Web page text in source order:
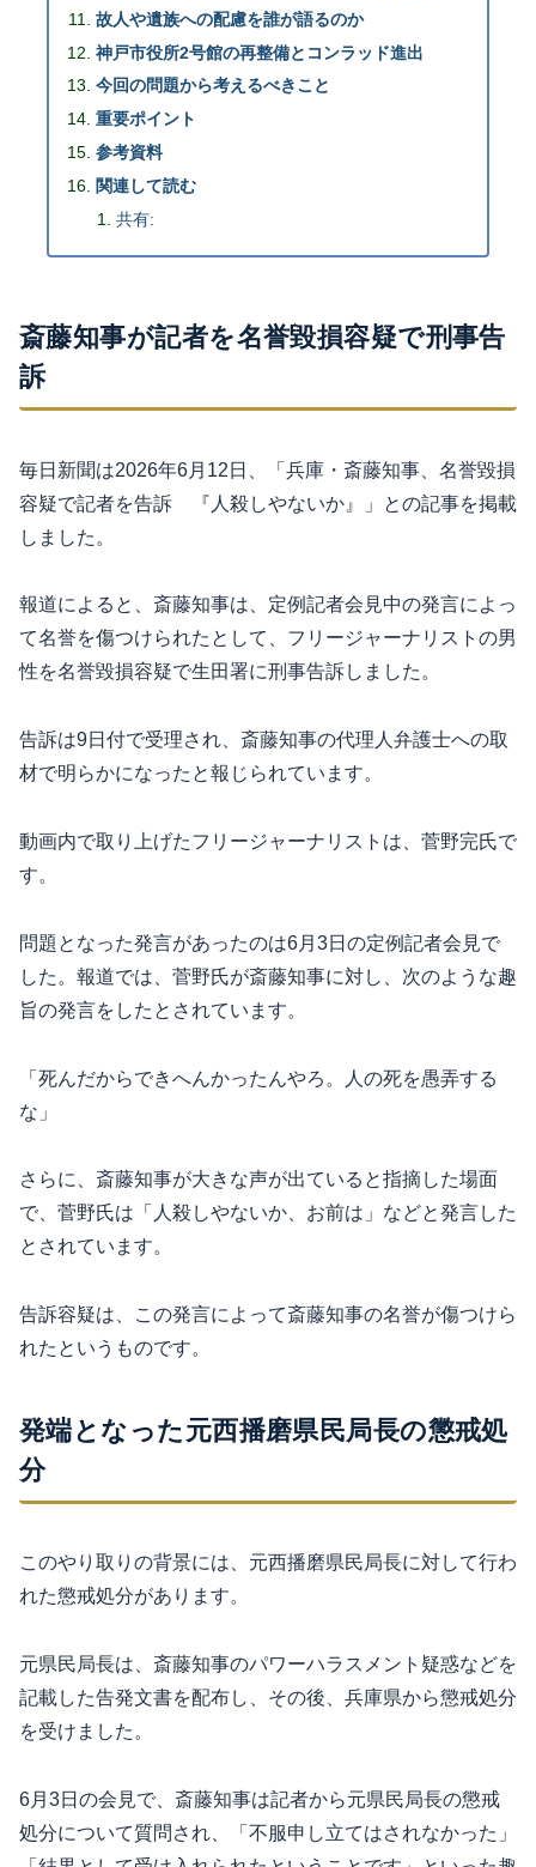
故人や遺族への配慮を誰が語るのか
神戸市役所2号館の再整備とコンラッド進出
今回の問題から考えるべきこと
重要ポイント
参考資料
関連して読む
共有:
斎藤知事が記者を名誉毀損容疑で刑事告
訴
毎日新聞は2026年6月12日、「兵庫・斎藤知事、名誉毀損
容疑で記者を告訴 『人殺しやないか』」との記事を掲載
しました。
報道によると、斎藤知事は、定例記者会見中の発言によっ
て名誉を傷つけられたとして、フリージャーナリストの男
性を名誉毀損容疑で生田署に刑事告訴しました。
告訴は9日付で受理され、斎藤知事の代理人弁護士への取
材で明らかになったと報じられています。
動画内で取り上げたフリージャーナリストは、菅野完氏で
す。
問題となった発言があったのは6月3日の定例記者会見で
した。報道では、菅野氏が斎藤知事に対し、次のような趣
旨の発言をしたとされています。
「死んだからできへんかったんやろ。人の死を愚弄する
な」
さらに、斎藤知事が大きな声が出ていると指摘した場面
で、菅野氏は「人殺しやないか、お前は」などと発言した
とされています。
告訴容疑は、この発言によって斎藤知事の名誉が傷つけら
れたというものです。
発端となった元西播磨県民局長の懲戒処
分
このやり取りの背景には、元西播磨県民局長に対して行わ
れた懲戒処分があります。
元県民局長は、斎藤知事のパワーハラスメント疑惑などを
記載した告発文書を配布し、その後、兵庫県から懲戒処分
を受けました。
6月3日の会見で、斎藤知事は記者から元県民局長の懲戒
処分について質問され、「不服申し立てはされなかった」